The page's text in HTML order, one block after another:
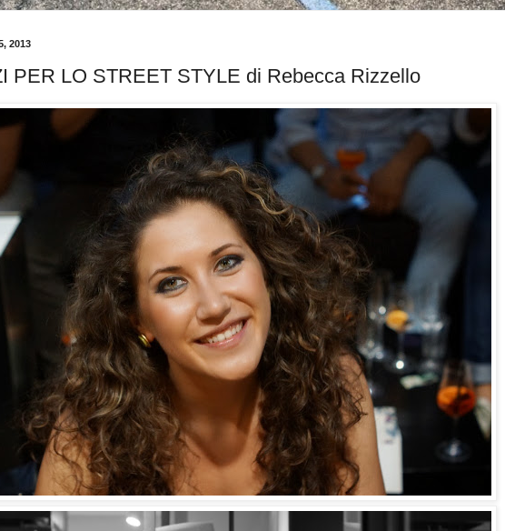
2013
PER LO STREET STYLE di Rebecca Rizzello